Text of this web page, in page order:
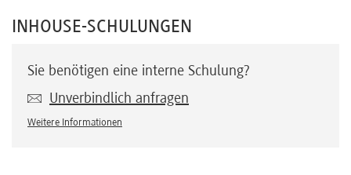
INHOUSE-SCHULUNGEN
Sie benötigen eine interne Schulung?
Unverbindlich anfragen
Weitere Informationen